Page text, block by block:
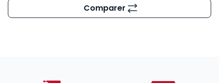
Comparer